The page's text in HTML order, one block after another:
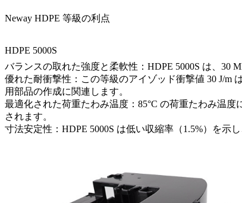
Neway HDPE 等級の利点
HDPE 5000S
バランスの取れた強度と柔軟性：HDPE 5000S は、30
優れた耐衝撃性：この等級のアイゾッド衝撃値 30 J/m
用部品の作成に関連します。
最適化された荷重たわみ温度：85°C の荷重たわみ温
されます。
寸法安定性：HDPE 5000S は低い収縮率（1.5%）を示